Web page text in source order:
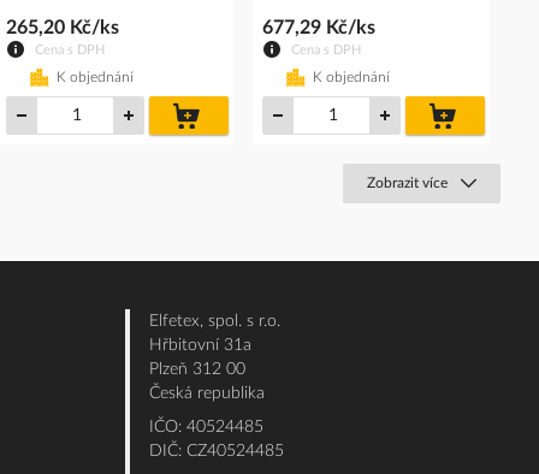
Cena s DPH
265,20 Kč/ks
K objednání
košíku
Cena s DPH
677,29 Kč/ks
K objednání
košíku
Zobrazit více
Elfetex, spol. s r.o.
Hřbitovní 31a
Plzeň 312 00
Česká republika
IČO: 40524485
DIČ: CZ40524485